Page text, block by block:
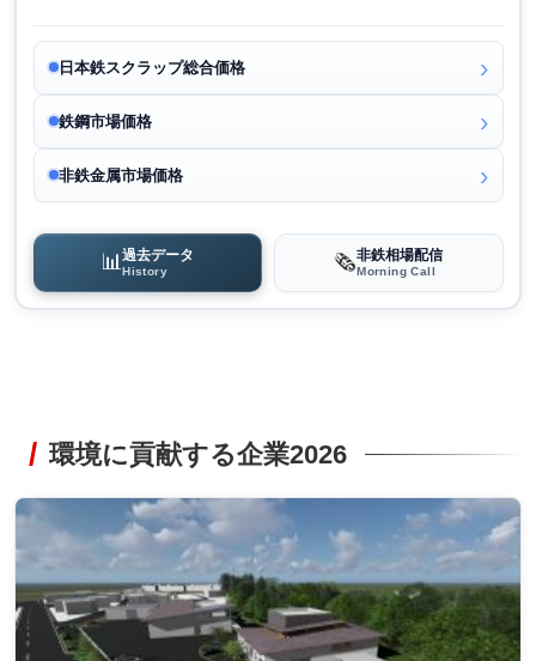
日本鉄スクラップ総合価格
鉄鋼市場価格
非鉄金属市場価格
📊過去データ
History 🗞️非鉄相場配信
Morning Call
環境に貢献する企業2026